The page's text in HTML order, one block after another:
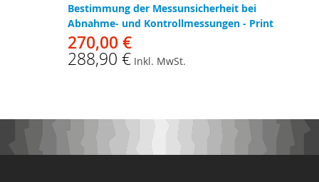
Bestimmung der Messunsicherheit bei
Abnahme- und Kontrollmessungen - Print
270,00 €
288,90 € Inkl. MwSt.